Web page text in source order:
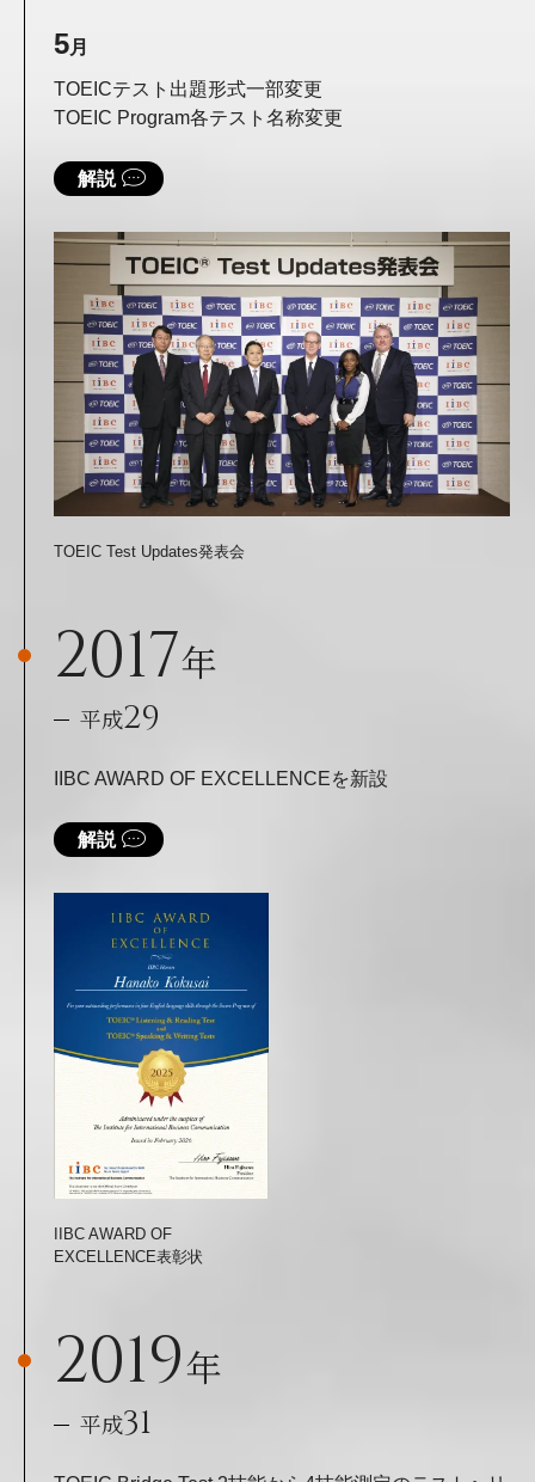
5月
TOEICテスト出題形式一部変更
TOEIC Program各テスト名称変更
解説
TOEIC Test Updates発表会
2017年
平成29
IIBC AWARD OF EXCELLENCEを新設
解説
IIBC AWARD OF
EXCELLENCE表彰状
2019年
平成31